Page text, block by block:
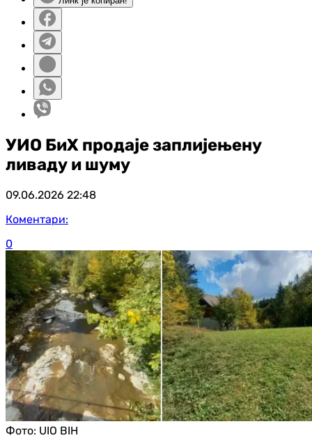
УИО БиХ продаје заплијењену
ливаду и шуму
09.06.2026 22:48
Коментари:
0
Фото: UIO BIH